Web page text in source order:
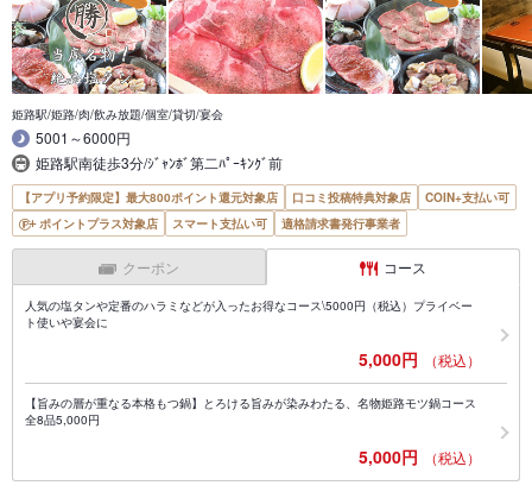
姫路駅/姫路/肉/飲み放題/個室/貸切/宴会
5001～6000円
姫路駅南徒歩3分/ｼﾞｬﾝﾎﾞ第二ﾊﾟｰｷﾝｸﾞ前
【アプリ予約限定】最大800ポイント還元対象店 口コミ投稿特典対象店
COIN+支払い可
ポイントプラス対象店
スマート支払い可 適格請求書発行事業者
クーポン コース
人気の塩タンや定番のハラミなどが入ったお得なコース\5000円（税込）プライベー
ト使いや宴会に
5,000円 （税込）
【旨みの層が重なる本格もつ鍋】とろける旨みが染みわたる、名物姫路モツ鍋コース
全8品5,000円
5,000円 （税込）